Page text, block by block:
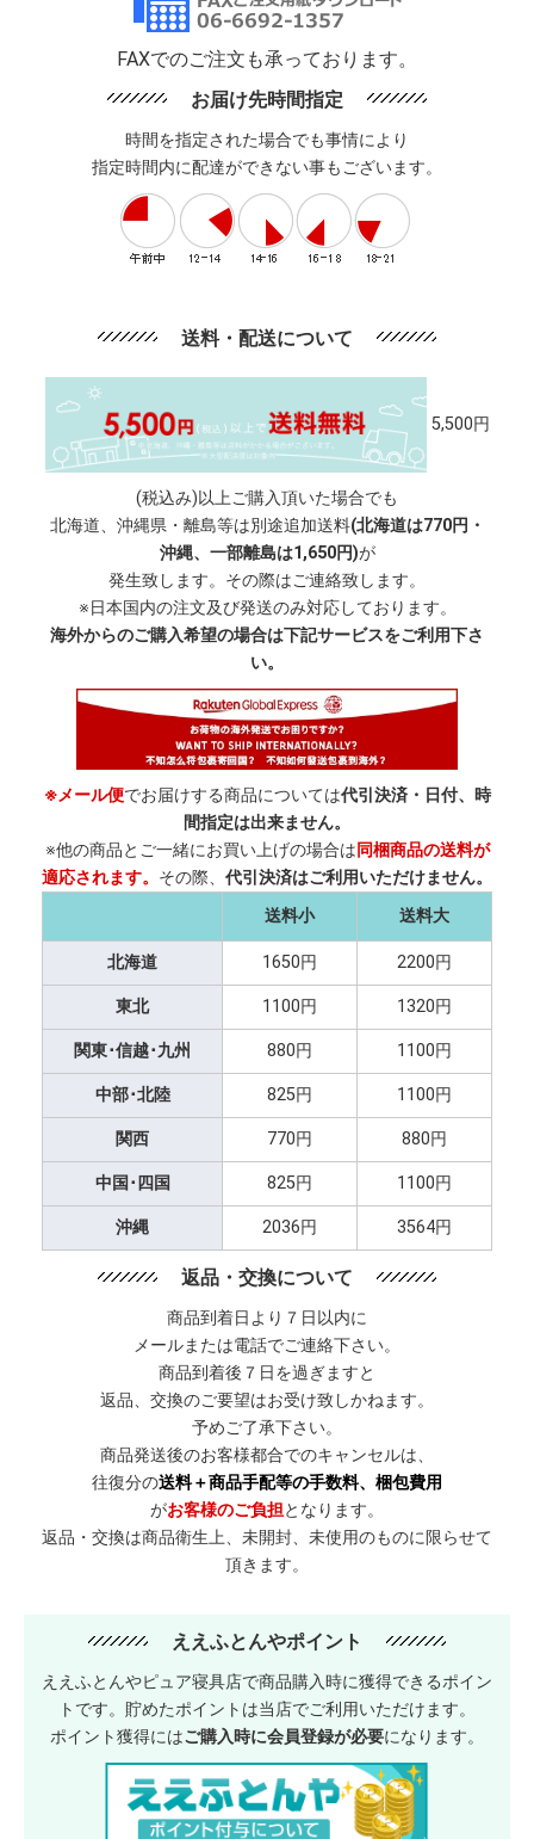
FAXでのご注文も承っております。
お届け先時間指定
時間を指定された場合でも事情により
指定時間内に配達ができない事もございます。
送料・配送について
5,500円
(税込み)以上ご購入頂いた場合でも
北海道、沖縄県・離島等は別途追加送料(北海道は770円・
沖縄、一部離島は1,650円)が
発生致します。その際はご連絡致します。
※日本国内の注文及び発送のみ対応しております。
海外からのご購入希望の場合は下記サービスをご利用下さ
い。
※メール便でお届けする商品については代引決済・日付、時
間指定は出来ません。
※他の商品とご一緒にお買い上げの場合は同梱商品の送料が
適応されます。 その際、 代引決済はご利用いただけません。
送料小
送料大
北海道 1650円 2200円
東北 1100円 1320円
関東･信越･九州 880円 1100円
中部･北陸 825円 1100円
関西 770円 880円
中国･四国 825円 1100円
沖縄 2036円 3564円
返品・交換について
商品到着日より７日以内に
メールまたは電話でご連絡下さい。
商品到着後７日を過ぎますと
返品、交換のご要望はお受け致しかねます。
予めご了承下さい。
商品発送後のお客様都合でのキャンセルは、
往復分の送料＋商品手配等の手数料、梱包費用
がお客様のご負担となります。
返品・交換は商品衛生上、未開封、未使用のものに限らせて
頂きます。
ええふとんやポイント
ええふとんやピュア寝具店で商品購入時に獲得できるポイン
トです。貯めたポイントは当店でご利用いただけます。
ポイント獲得にはご購入時に会員登録が必要になります。